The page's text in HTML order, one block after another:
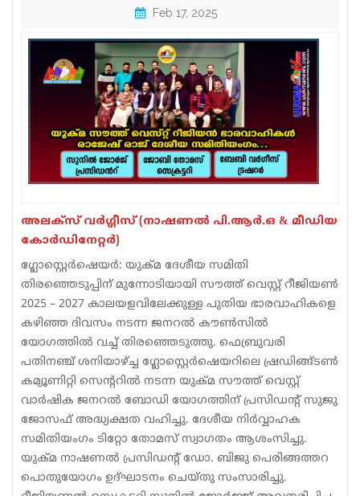
Classifieds
Feb 17, 2025
അലക്സ് വർഗ്ഗീസ് (നാഷണൽ പി.ആർ.ഒ & മീഡിയ
കോർഡിനേറ്റർ)
ഗ്ലോസ്റ്റെർഷെയർ: യുക്മ ദേശീയ സമിതി
തിരഞ്ഞെടുപ്പിന് മുന്നോടിയായി സൗത്ത് വെസ്റ്റ് റീജിയൺ
2025 – 2027 കാലയളവിലേക്കുള്ള പുതിയ ഭാരവാഹികളെ
കഴിഞ്ഞ ദിവസം നടന്ന ജനറൽ കൗൺസിൽ
യോഗത്തിൽ വച്ച് തിരഞ്ഞെടുത്തു. ഫെബ്രുവരി
പതിനഞ്ച് ശനിയാഴ്ച്ച ഗ്ലോസ്റ്റെർഷെയറിലെ ഷ്രഡിങ്ങ്ടൺ
കമ്യൂണിറ്റി സെന്ററിൽ നടന്ന യുക്മ സൗത്ത് വെസ്റ്റ്
വാർഷിക ജനറൽ ബോഡി യോഗത്തിന് പ്രസിഡന്റ് സുജു
ജോസഫ് അദ്ധ്യക്ഷത വഹിച്ചു. ദേശീയ നിർവ്വാഹക
സമിതിയംഗം ടിറ്റോ തോമസ് സ്വാഗതം ആശംസിച്ചു.
യുക്മ നാഷണൽ പ്രസിഡന്റ് ഡോ. ബിജു പെരിങ്ങത്തറ
പൊതുയോഗം ഉദ്‌ഘാടനം ചെയ്തു സംസാരിച്ചു.